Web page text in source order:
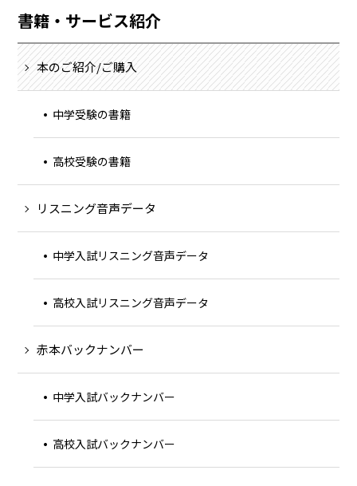
書籍・サービス紹介
本のご紹介/ご購入
中学受験の書籍
高校受験の書籍
リスニング音声データ
中学入試リスニング音声データ
高校入試リスニング音声データ
赤本バックナンバー
中学入試バックナンバー
高校入試バックナンバー